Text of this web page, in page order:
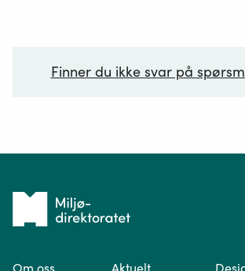
Finner du ikke svar på
Tilbake